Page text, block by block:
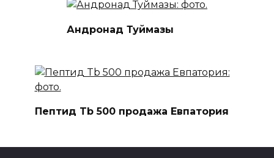
Андронад Туймазы
Пептид Tb 500 продажа Евпатория